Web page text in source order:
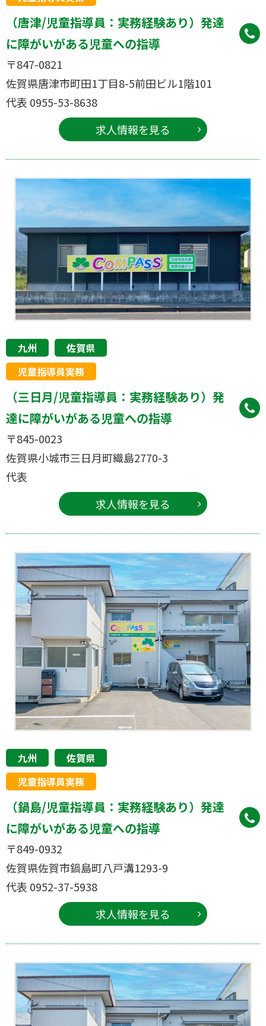
（唐津/児童指導員：実務経験あり）発達
に障がいがある児童への指導
〒847-0821
佐賀県唐津市町田1丁目8-5前田ビル1階101
代表 0955-53-8638
求人情報を見る
九州
佐賀県
児童指導員実務
（三日月/児童指導員：実務経験あり）発
達に障がいがある児童への指導
〒845-0023
佐賀県小城市三日月町織島2770-3
代表
求人情報を見る
九州
佐賀県
児童指導員実務
（鍋島/児童指導員：実務経験あり）発達
に障がいがある児童への指導
〒849-0932
佐賀県佐賀市鍋島町八戸溝1293-9
代表 0952-37-5938
求人情報を見る